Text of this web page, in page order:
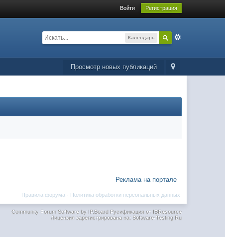
Войти Регистрация
Календарь
Просмотр новых публикаций
Реклама на портале
Политика обработки персональных данных
Правила форума ·
Community Forum Software by IP.BoardРусификация от IBResource
Лицензия зарегистрирована на: Software-Testing.Ru